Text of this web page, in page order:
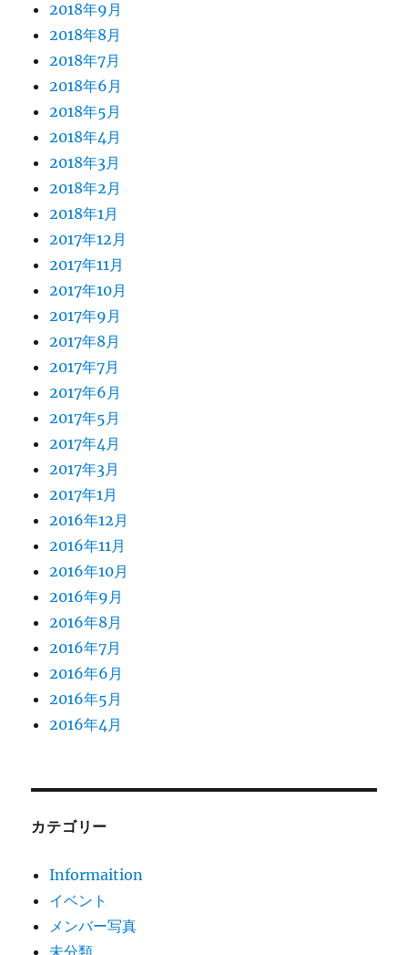
2018年9月
2018年8月
2018年7月
2018年6月
2018年5月
2018年4月
2018年3月
2018年2月
2018年1月
2017年12月
2017年11月
2017年10月
2017年9月
2017年8月
2017年7月
2017年6月
2017年5月
2017年4月
2017年3月
2017年1月
2016年12月
2016年11月
2016年10月
2016年9月
2016年8月
2016年7月
2016年6月
2016年5月
2016年4月
カテゴリー
Informaition
イベント
メンバー写真